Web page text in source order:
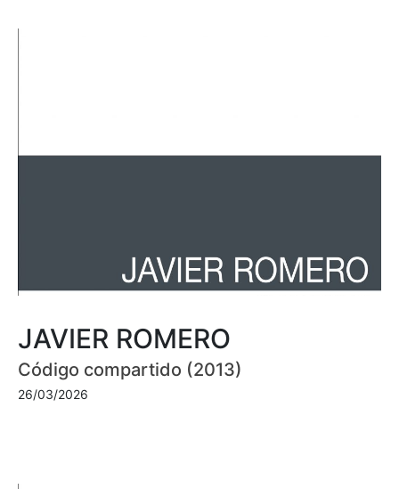
JAVIER ROMERO
Código compartido (2013)
26/03/2026